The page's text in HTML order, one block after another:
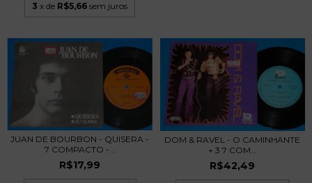
3 x de R$5,66 sem juros
JUAN DE BOURBON - QUISERA -
7 COMPACTO -...
R$17,99
DOM & RAVEL - O CAMINHANTE
+ 3 7 COM...
R$42,49